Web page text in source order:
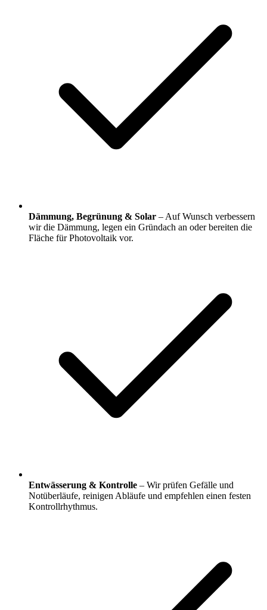
Dämmung, Begrünung & Solar – Auf Wunsch verbessern
wir die Dämmung, legen ein Gründach an oder bereiten die
Fläche für Photovoltaik vor.
Entwässerung & Kontrolle – Wir prüfen Gefälle und
Notüberläufe, reinigen Abläufe und empfehlen einen festen
Kontrollrhythmus.